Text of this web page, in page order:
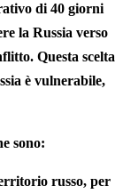
di 40 giorni
la Russia verso
Questa scelta
è vulnerabile,
sono:
russo, per